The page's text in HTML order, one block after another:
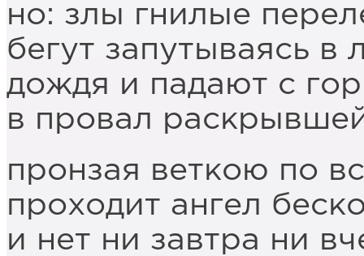
но: злы гнилые
бегут запутываясь в
дождя и падают с
в провал
пронзая веткою по
проходит ангел
и нет ни завтра ни